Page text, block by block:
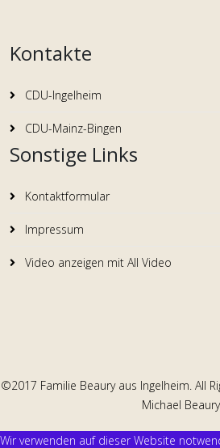
Kontakte
CDU-Ingelheim
CDU-Mainz-Bingen
Sonstige Links
Kontaktformular
Impressum
Video anzeigen mit All Video
©2017 Familie Beaury aus Ingelheim. All
Michael Beaury
Wir verwenden auf dieser Website